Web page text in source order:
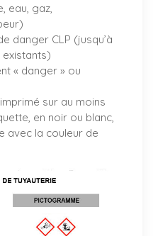
eau, gaz,
danger CLP (jusqu’à
« danger » ou
sur au moins
en noir ou blanc,
avec la couleur de